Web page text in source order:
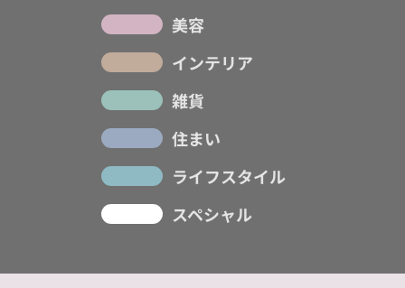
美容
インテリア
雑貨
住まい
ライフスタイル
スペシャル